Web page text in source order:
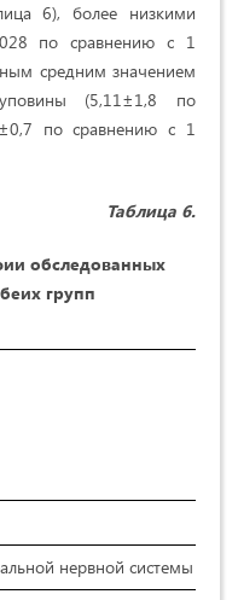
6), более низкими
по сравнению с 1
средним значением
(5,11±1,8 по
по сравнению с 1
Таблица 6.
обследованных
групп
нервной системы